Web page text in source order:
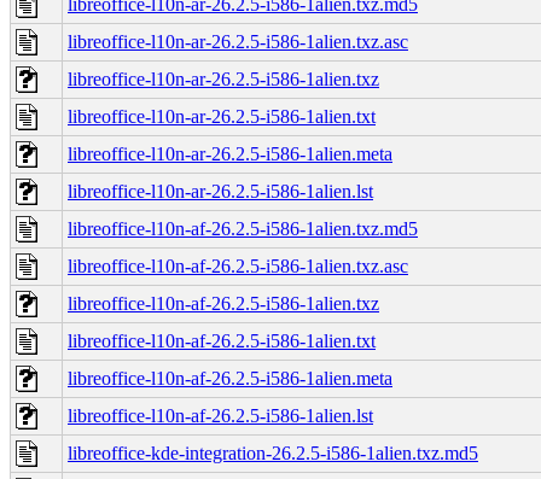
libreoffice-l10n-ar-26.2.5-i586-1alien.txz.md5
libreoffice-l10n-ar-26.2.5-i586-1alien.txz.asc
libreoffice-l10n-ar-26.2.5-i586-1alien.txz
libreoffice-l10n-ar-26.2.5-i586-1alien.txt
libreoffice-l10n-ar-26.2.5-i586-1alien.meta
libreoffice-l10n-ar-26.2.5-i586-1alien.lst
libreoffice-l10n-af-26.2.5-i586-1alien.txz.md5
libreoffice-l10n-af-26.2.5-i586-1alien.txz.asc
libreoffice-l10n-af-26.2.5-i586-1alien.txz
libreoffice-l10n-af-26.2.5-i586-1alien.txt
libreoffice-l10n-af-26.2.5-i586-1alien.meta
libreoffice-l10n-af-26.2.5-i586-1alien.lst
libreoffice-kde-integration-26.2.5-i586-1alien.txz.md5